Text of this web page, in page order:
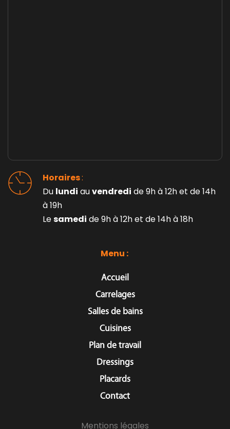
Menu :
Accueil
Carrelages
Salles de bains
Cuisines
Plan de travail
Dressings
Placards
Contact
Horaires :
Du lundi au vendredi de 9h à 12h et de 14h
à 19h
Le samedi de 9h à 12h et de 14h à 18h
Mentions légales